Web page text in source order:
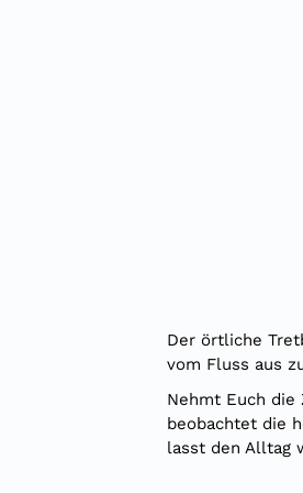
Der örtliche
vom Fluss aus
Nehmt Euch
beobachtet die
lasst den Alltag